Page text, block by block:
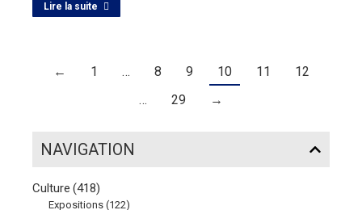
Lire la suite
← 1 … 8 9 10 11
12
…
29 →
NAVIGATION
Culture (418)
Expositions (122)